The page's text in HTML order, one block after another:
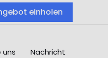
einholen
uns Nachricht